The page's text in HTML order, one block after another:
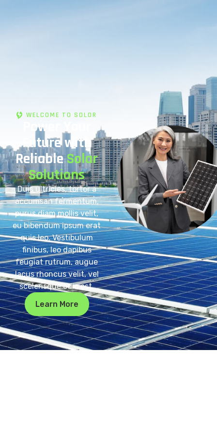
WELCOME TO SOLOR
Power Your
Future with
ReliableSolar
Solutions
Duis ultricies, tortor a
accumsan fermentum,
purus diam mollis velit,
eu bibendum ipsum erat
quis leo. Vestibulum
finibus, leo dapibus
feugiat rutrum, augue
lacus rhoncus velit, vel
scelerisque odio est.
Learn More